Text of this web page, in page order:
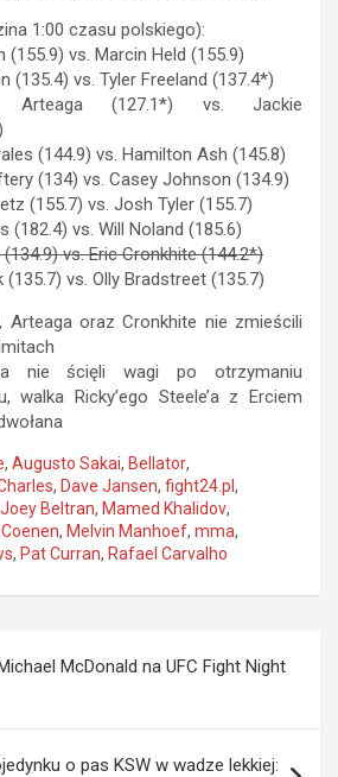
1:00 czasu polskiego):
(155.9) vs. Marcin Held (155.9)
(135.4) vs. Tyler Freeland (137.4*)
(127.1*) vs. Jackie
(144.9) vs. Hamilton Ash (145.8)
(134) vs. Casey Johnson (134.9)
(155.7) vs. Josh Tyler (155.7)
(182.4) vs. Will Noland (185.6)
(134.9) vs. Eric Cronkhite (144.2*)
vs. Olly Bradstreet (135.7)
Arteaga oraz Cronkhite nie zmieścili
nie ścięli wagi po otrzymaniu
walka Ricky’ego Steele’a z Erciem
, Augusto Sakai, Bellator,
, Dave Jansen, fight24.pl ,
Joey Beltran, Mamed Khalidov,
, Melvin Manhoef, mma,
, Pat Curran, Rafael Carvalho
McDonald na UFC Fight Night
o pas KSW w wadze lekkiej: